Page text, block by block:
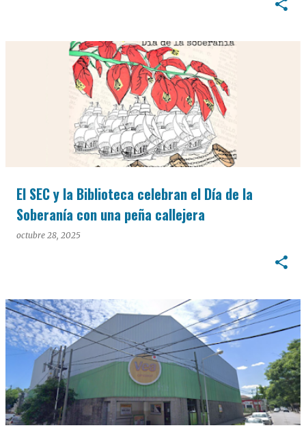
El SEC y la Biblioteca celebran el Día de la
Soberanía con una peña callejera
octubre 28, 2025